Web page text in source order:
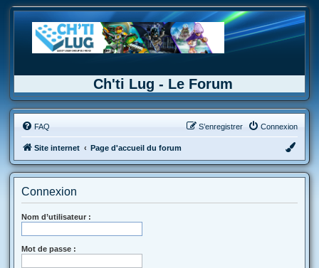
Ch'ti Lug - Le Forum
FAQ Connexion
S’enregistrer
Site internet Page d'accueil du forum
Connexion
Nom d’utilisateur :
Mot de passe :